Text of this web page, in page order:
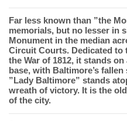
Far less known than ”the
memorials, but no lesser in
Monument in the median
Circuit Courts. Dedicated to
the War of 1812, it stands
base, with Baltimore’s
”Lady Baltimore” stands
wreath of victory. It is the
of the city.